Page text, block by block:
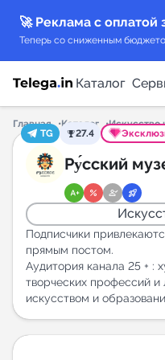
🚀 Реклама с
Теперь со сниженным
Каталог
Каталог каналов
Каталог ботов
Горящие
Индекс
New
Аналитика MAX
Главная Каталог Искусство
TG
27.4
Ру́сский
Подписчики
прямым постом.
Аудитория канала 25 + :
творческих профессий
искусством и